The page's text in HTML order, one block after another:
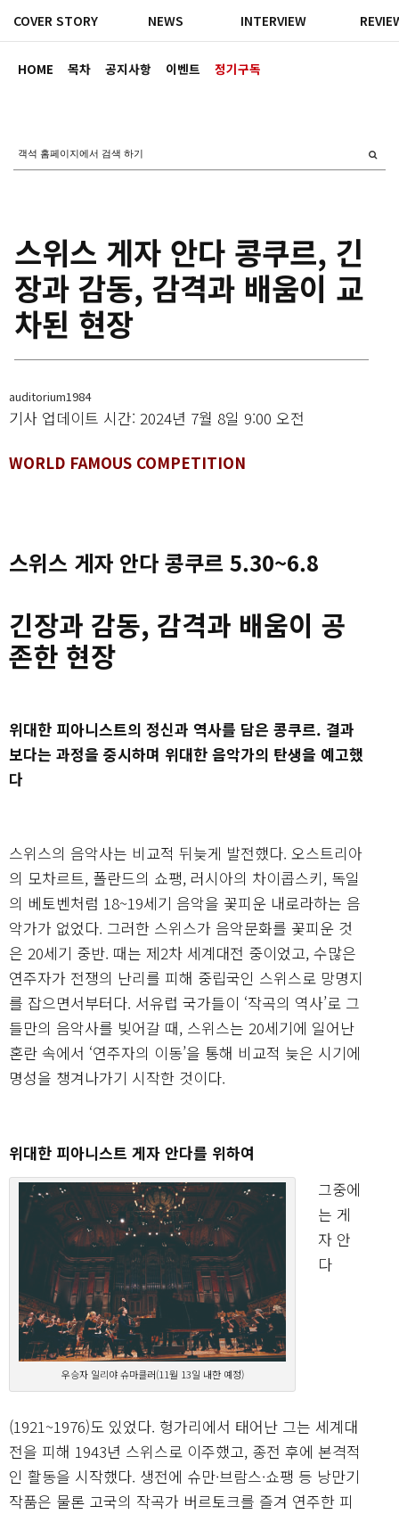
HOME 목차 공지사항 이벤트 정기구독
COVER STORY NEWS INTERVIEW
스위스 게자 안다 콩쿠르, 긴
장과 감동, 감격과 배움이 교
차된 현장
auditorium1984
기사 업데이트 시간: 2024년 7월 8일 9:00 오전
WORLD FAMOUS COMPETITION
스위스 게자 안다 콩쿠르 5.30~6.8
긴장과 감동, 감격과 배움이 공
존한 현장
위대한 피아니스트의 정신과 역사를 담은 콩쿠르. 결과
보다는 과정을 중시하며 위대한 음악가의 탄생을 예고했
다
스위스의 음악사는 비교적 뒤늦게 발전했다. 오스트리아
의 모차르트, 폴란드의 쇼팽, 러시아의 차이콥스키, 독일
의 베토벤처럼 18~19세기 음악을 꽃피운 내로라하는 음
악가가 없었다. 그러한 스위스가 음악문화를 꽃피운 것
은 20세기 중반. 때는 제2차 세계대전 중이었고, 수많은
연주자가 전쟁의 난리를 피해 중립국인 스위스로 망명지
를 잡으면서부터다. 서유럽 국가들이 ‘작곡의 역사’로 그
들만의 음악사를 빚어갈 때, 스위스는 20세기에 일어난
혼란 속에서 ‘연주자의 이동’을 통해 비교적 늦은 시기에
명성을 챙겨나가기 시작한 것이다.
위대한 피아니스트 게자 안다를 위하여
우승자 일리야 슈마클러(11월 13일 내한 예정)
그중에
는 게
자 안
다
(1921~1976)도 있었다. 헝가리에서 태어난 그는 세계대
전을 피해 1943년 스위스로 이주했고, 종전 후에 본격적
인 활동을 시작했다. 생전에 슈만·브람스·쇼팽 등 낭만기
작품은 물론 고국의 작곡가 버르토크를 즐겨 연주한 피